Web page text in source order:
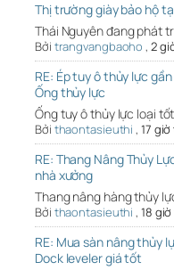
Thị trường giày bảo hộ
Thái Nguyên đang phát
Bởi trangvangbaoho , 2
RE: Ép tuy ô thủy lực
Ống thủy lực
Ống tuy ô thủy lực loại
Bởi thaontasieuthi , 17
RE: Thang Nâng Thủy
nhà xưởng
Thang nâng hàng thủy
Bởi thaontasieuthi , 18
RE: Mua sàn nâng thủy
Dock leveler giá tốt